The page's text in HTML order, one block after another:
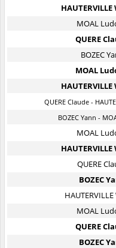
MOAL
QUERE
BOZEC
MOAL
QUERE Claude -
BOZEC Yann -
MOAL
QUERE
BOZEC
MOAL
QUERE
BOZEC